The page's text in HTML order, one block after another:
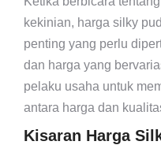
kekinian, harga silky
penting yang perlu
dan harga yang
pelaku usaha untuk
antara harga dan
Kisaran Harga